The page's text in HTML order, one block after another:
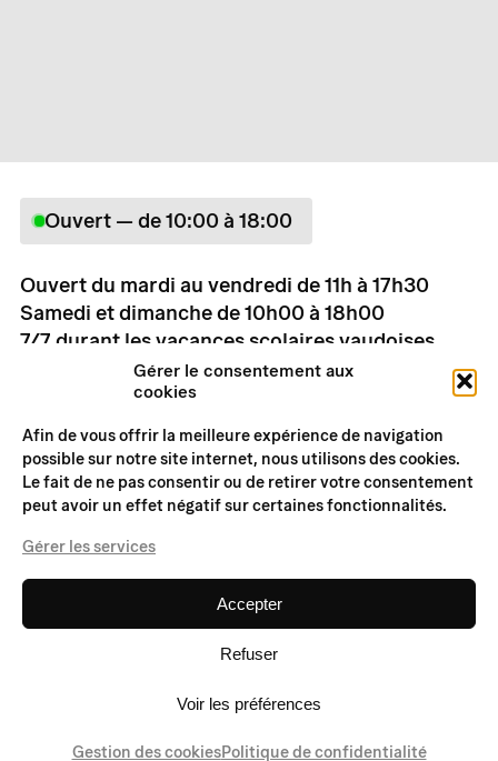
Gérer le consentement aux
cookies
Afin de vous offrir la meilleure expérience de navigation
possible sur notre site internet, nous utilisons des cookies.
Le fait de ne pas consentir ou de retirer votre consentement
peut avoir un effet négatif sur certaines fonctionnalités.
Gérer les services
Accepter
Refuser
Voir les préférences
Gestion des cookiesPolitique de confidentialité
Ouvert — de 10:00 à 18:00
Ouvert du mardi au vendredi de 11h à 17h30
Samedi et dimanche de 10h00 à 18h00
7/7 durant les vacances scolaires vaudoises
Informations pratiques
Musée Suisse du Jeu
Rue du Château 11
info@museedujeu.ch
design byHymn| dev bytroisdeuxun.ch